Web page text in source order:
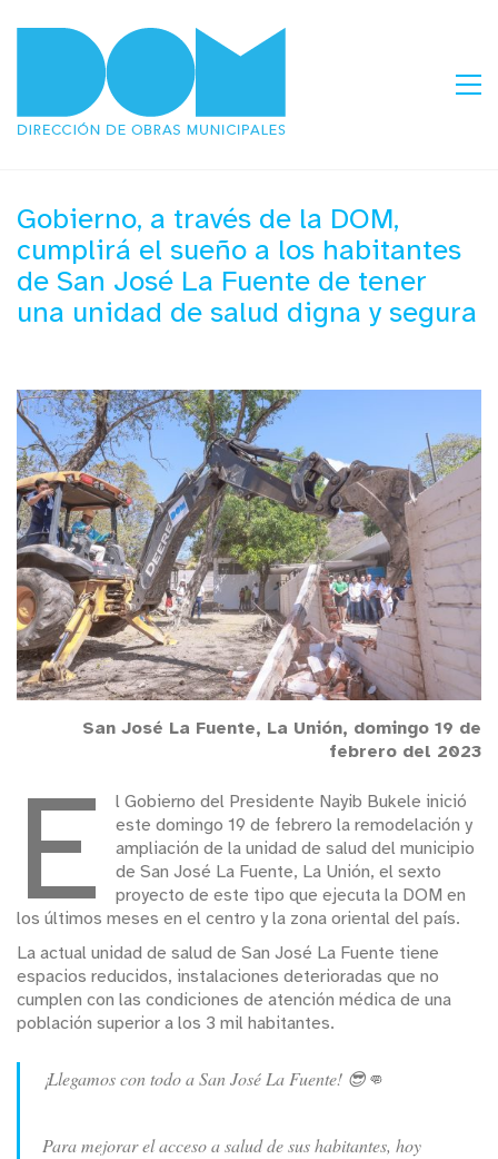
Gobierno, a través de la DOM,
cumplirá el sueño a los habitantes
de San José La Fuente de tener
una unidad de salud digna y segura
San José La Fuente, La Unión, domingo 19 de
febrero del 2023
E
l Gobierno del Presidente Nayib Bukele inició
este domingo 19 de febrero la remodelación y
ampliación de la unidad de salud del municipio
de San José La Fuente, La Unión, el sexto
proyecto de este tipo que ejecuta la DOM en
los últimos meses en el centro y la zona oriental del país.
La actual unidad de salud de San José La Fuente tiene
espacios reducidos, instalaciones deterioradas que no
cumplen con las condiciones de atención médica de una
población superior a los 3 mil habitantes.
¡Llegamos con todo a San José La Fuente! 😎👊
Para mejorar el acceso a salud de sus habitantes, hoy